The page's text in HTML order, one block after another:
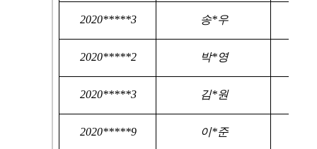
2020*****3 송*우
2020*****2 박*영
2020*****3 김*원
2020*****9 이*준